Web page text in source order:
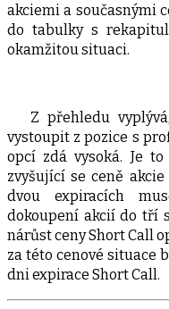
akciemi a současnými
do tabulky s
okamžitou situaci.
Z přehledu
vystoupit z pozice s
opcí zdá vysoká. Je
zvyšující se ceně
dvou expiracích
dokoupení akcií do tří
nárůst ceny Short Call
za této cenové situace
dni expirace Short Call.